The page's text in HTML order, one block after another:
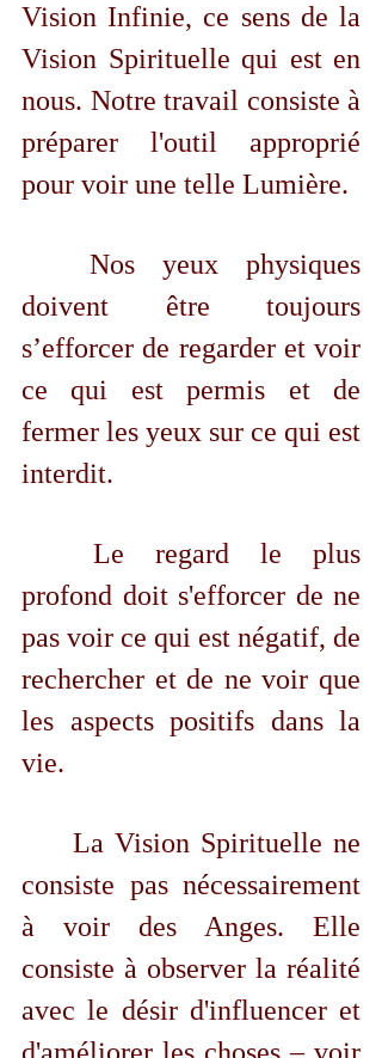
Vision Infinie, ce sens de la
Vision Spirituelle qui est en
nous. Notre travail consiste à
préparer l'outil approprié
pour voir une telle Lumière.
doivent être toujours
s’efforcer de regarder et voir
ce qui est permis et de
fermer les yeux sur ce qui est
interdit.
profond doit s'efforcer de ne
pas voir ce qui est négatif, de
rechercher et de ne voir que
les aspects positifs dans la
vie.
consiste pas nécessairement
à voir des Anges. Elle
consiste à observer la réalité
avec le désir d'influencer et